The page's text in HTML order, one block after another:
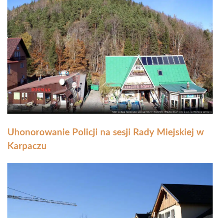
Uhonorowanie Policji na sesji Rady Miejskiej w
Karpaczu